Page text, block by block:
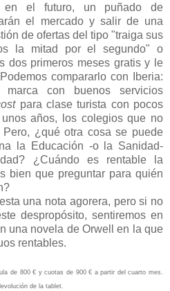
en el futuro, un puñado de
el mercado y salir de una
de ofertas del tipo "traiga sus
la mitad por el segundo" o
dos primeros meses gratis y le
compararlo con Iberia:
con buenos servicios
para clase turista con pocos
años, los colegios que no
¿qué otra cosa se puede
la Educación -o la Sanidad-
¿Cuándo es rentable la
bien que preguntar para quién
una nota agorera, pero si no
despropósito, sentiremos en
una novela de Orwell en la que
rentables.
de 800 € y cuotas de 900 € a partir del cuarto mes.
de la tablet.